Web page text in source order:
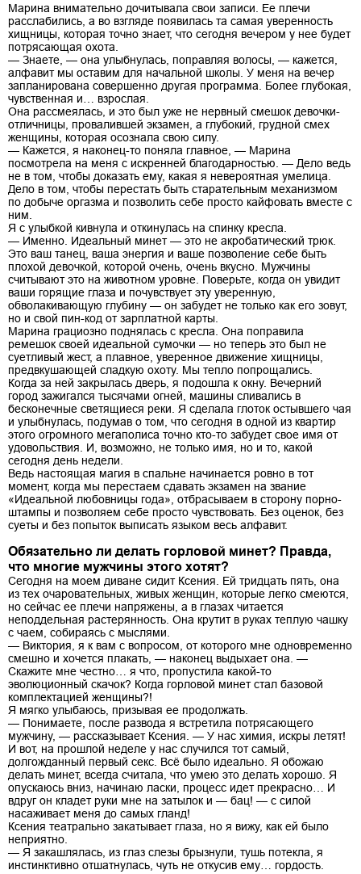
Марина внимательно дочитывала свои записи. Ее плечи
расслабились, а во взгляде появилась та самая уверенность
хищницы, которая точно знает, что сегодня вечером у нее будет
потрясающая охота.
— Знаете, — она улыбнулась, поправляя волосы, — кажется,
алфавит мы оставим для начальной школы. У меня на вечер
запланирована совершенно другая программа. Более глубокая,
чувственная и… взрослая.
Она рассмеялась, и это был уже не нервный смешок девочки-
отличницы, провалившей экзамен, а глубокий, грудной смех
женщины, которая осознала свою силу.
— Кажется, я наконец-то поняла главное, — Марина
посмотрела на меня с искренней благодарностью. — Дело ведь
не в том, чтобы доказать ему, какая я невероятная умелица.
Дело в том, чтобы перестать быть старательным механизмом
по добыче оргазма и позволить себе просто кайфовать вместе с
ним.
Я с улыбкой кивнула и откинулась на спинку кресла.
— Именно. Идеальный минет — это не акробатический трюк.
Это ваш танец, ваша энергия и ваше позволение себе быть
плохой девочкой, которой очень, очень вкусно. Мужчины
считывают это на животном уровне. Поверьте, когда он увидит
ваши горящие глаза и почувствует эту уверенную,
обволакивающую глубину — он забудет не только как его зовут,
но и свой пин-код от зарплатной карты.
Марина грациозно поднялась с кресла. Она поправила
ремешок своей идеальной сумочки — но теперь это был не
суетливый жест, а плавное, уверенное движение хищницы,
предвкушающей сладкую охоту. Мы тепло попрощались.
Когда за ней закрылась дверь, я подошла к окну. Вечерний
город зажигался тысячами огней, машины сливались в
бесконечные светящиеся реки. Я сделала глоток остывшего чая
и улыбнулась, подумав о том, что сегодня в одной из квартир
этого огромного мегаполиса точно кто-то забудет свое имя от
удовольствия. И, возможно, не только имя, но и то, какой
сегодня день недели.
Ведь настоящая магия в спальне начинается ровно в тот
момент, когда мы перестаем сдавать экзамен на звание
«Идеальной любовницы года», отбрасываем в сторону порно-
штампы и позволяем себе просто чувствовать. Без оценок, без
суеты и без попыток выписать языком весь алфавит.
Обязательно ли делать горловой минет? Правда,
что многие мужчины этого хотят?
Сегодня на моем диване сидит Ксения. Ей тридцать пять, она
из тех очаровательных, живых женщин, которые легко смеются,
но сейчас ее плечи напряжены, а в глазах читается
неподдельная растерянность. Она крутит в руках теплую чашку
с чаем, собираясь с мыслями.
— Виктория, я к вам с вопросом, от которого мне одновременно
смешно и хочется плакать, — наконец выдыхает она. —
Скажите мне честно… я что, пропустила какой-то
эволюционный скачок? Когда горловой минет стал базовой
комплектацией женщины?!
Я мягко улыбаюсь, призывая ее продолжать.
— Понимаете, после развода я встретила потрясающего
мужчину, — рассказывает Ксения. — У нас химия, искры летят!
И вот, на прошлой неделе у нас случился тот самый,
долгожданный первый секс. Всё было идеально. Я обожаю
делать минет, всегда считала, что умею это делать хорошо. Я
опускаюсь вниз, начинаю ласки, процесс идет прекрасно… И
вдруг он кладет руки мне на затылок и — бац! — с силой
насаживает меня до самых гланд!
Ксения театрально закатывает глаза, но я вижу, как ей было
неприятно.
— Я закашлялась, из глаз слезы брызнули, тушь потекла, я
инстинктивно отшатнулась, чуть не откусив ему… гордость.